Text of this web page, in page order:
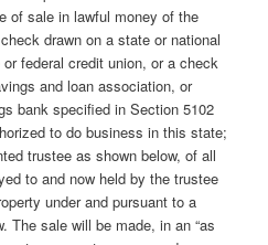
of sale in lawful money of the
drawn on a state or national
federal credit union, or a check
and loan association, or
bank specified in Section 5102
to do business in this state;
trustee as shown below, of all
to and now held by the trustee
under and pursuant to a
The sale will be made, in an “as